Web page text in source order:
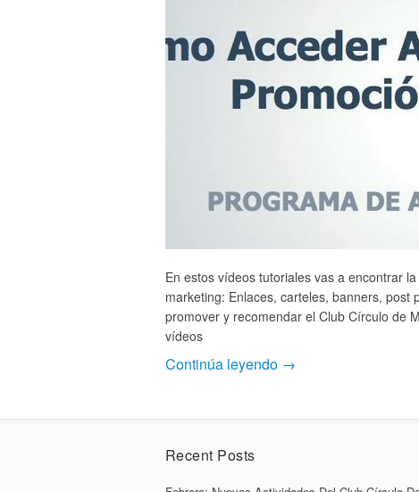
En estos vídeos tutoriales vas a encontrar
marketing: Enlaces, carteles, banners,
promover y recomendar el Club Círculo de
vídeos
Continúa leyendo →
Recent Posts